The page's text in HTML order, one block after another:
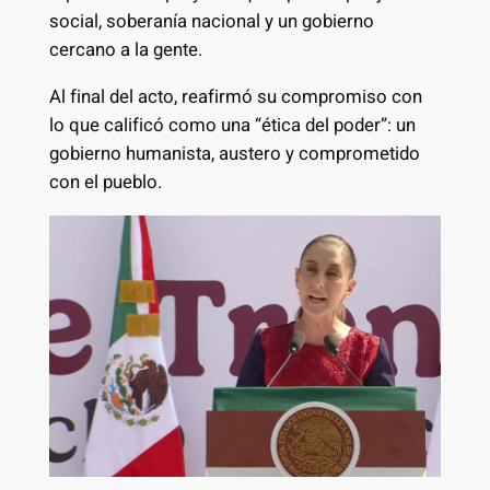
social, soberanía nacional y un gobierno
cercano a la gente.
Al final del acto, reafirmó su compromiso con
lo que calificó como una “ética del poder”: un
gobierno humanista, austero y comprometido
con el pueblo.